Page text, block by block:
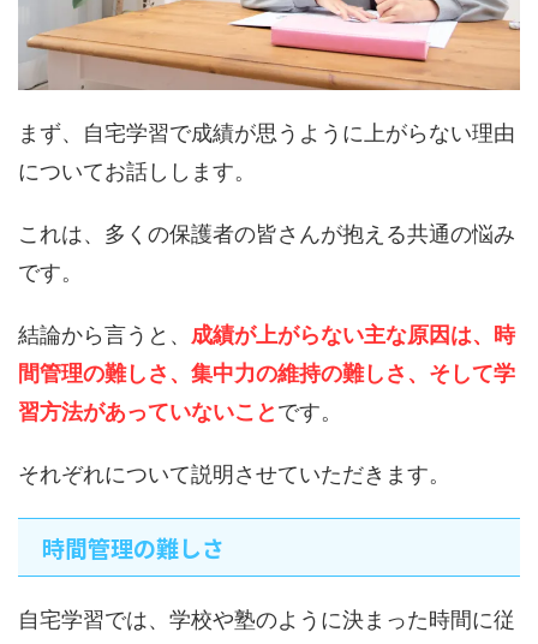
まず、自宅学習で成績が思うように上がらない理由
についてお話しします。
これは、多くの保護者の皆さんが抱える共通の悩み
です。
結論から言うと、 成績が上がらない主な原因は、時
間管理の難しさ、集中力の維持の難しさ、そして学
習方法があっていないことです。
それぞれについて説明させていただきます。
時間管理の難しさ
自宅学習では、学校や塾のように決まった時間に従